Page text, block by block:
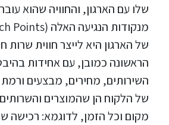
שלו עם הארגון, והחוויה שהוא
של הארגון היא לייצר חווית
הראשונה כמובן, עם אחידות
השירותים, מחירים, מבצעים ורמת
של הלקוח הן שהמוצרים והשרותים
מקום וכל הזמן, לדוגמא: רכישה